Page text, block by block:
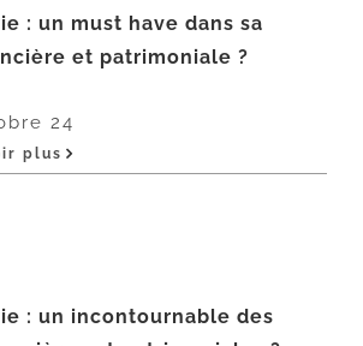
: un must have dans sa
et patrimoniale ?
24
plus
: un incontournable des